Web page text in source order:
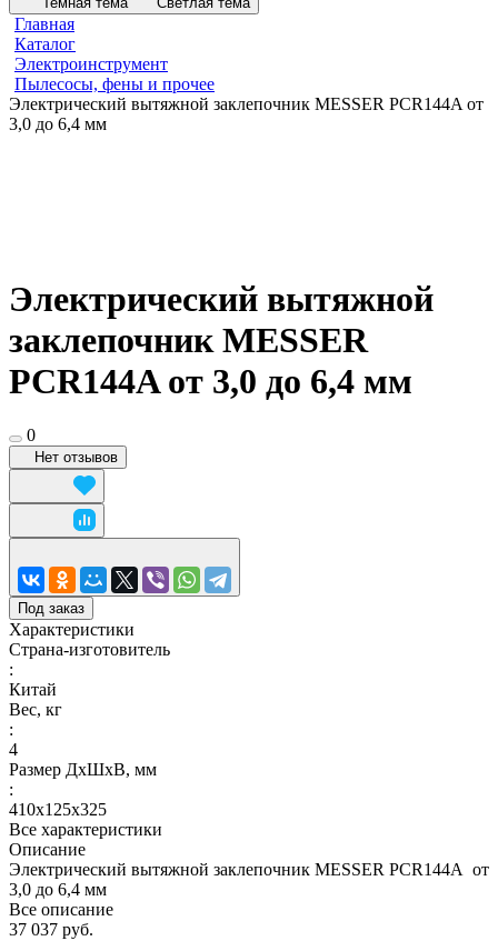
Главная
Каталог
Электроинструмент
Пылесосы, фены и прочее
Электрический вытяжной заклепочник MESSER PCR144A от
3,0 до 6,4 мм
Электрический вытяжной
заклепочник MESSER
PCR144A от 3,0 до 6,4 мм
0
Нет отзывов
Под заказ
Характеристики
Страна-изготовитель
:
Китай
Вес, кг
:
4
Размер ДхШхВ, мм
:
410х125х325
Все характеристики
Описание
Электрический вытяжной заклепочник MESSER PCR144A от
3,0 до 6,4 мм
Все описание
37 037 руб.